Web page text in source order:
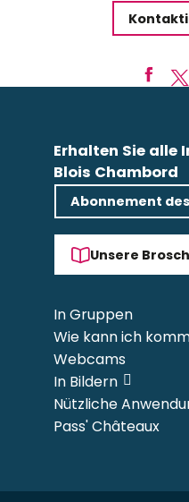
Erhalten Sie alle
Blois Chambord
Abonnement
Unsere
In Gruppen
Wie kann ich
Webcams
In Bildern
Nützliche
Pass' Châteaux